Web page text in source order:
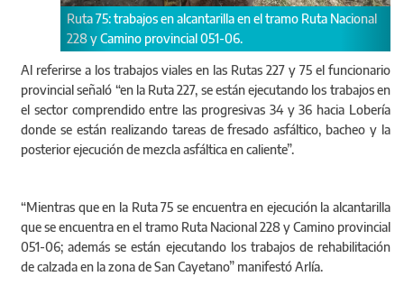
en alcantarilla en el tramo Ruta Nacional
provincial 051-06.
Ruta 227: trabajos de
Al referirse a los trabajos viales en las Rutas 227 y 75 el funcionario
provincial señaló “en la Ruta 227, se están ejecutando los trabajos en
el sector comprendido entre las progresivas 34 y 36 hacia Lobería
donde se están realizando tareas de fresado asfáltico, bacheo y la
posterior ejecución de mezcla asfáltica en caliente”.
“Mientras que en la Ruta 75 se encuentra en ejecución la alcantarilla
que se encuentra en el tramo Ruta Nacional 228 y Camino provincial
051-06; además se están ejecutando los trabajos de rehabilitación
de calzada en la zona de San Cayetano” manifestó Arlía.